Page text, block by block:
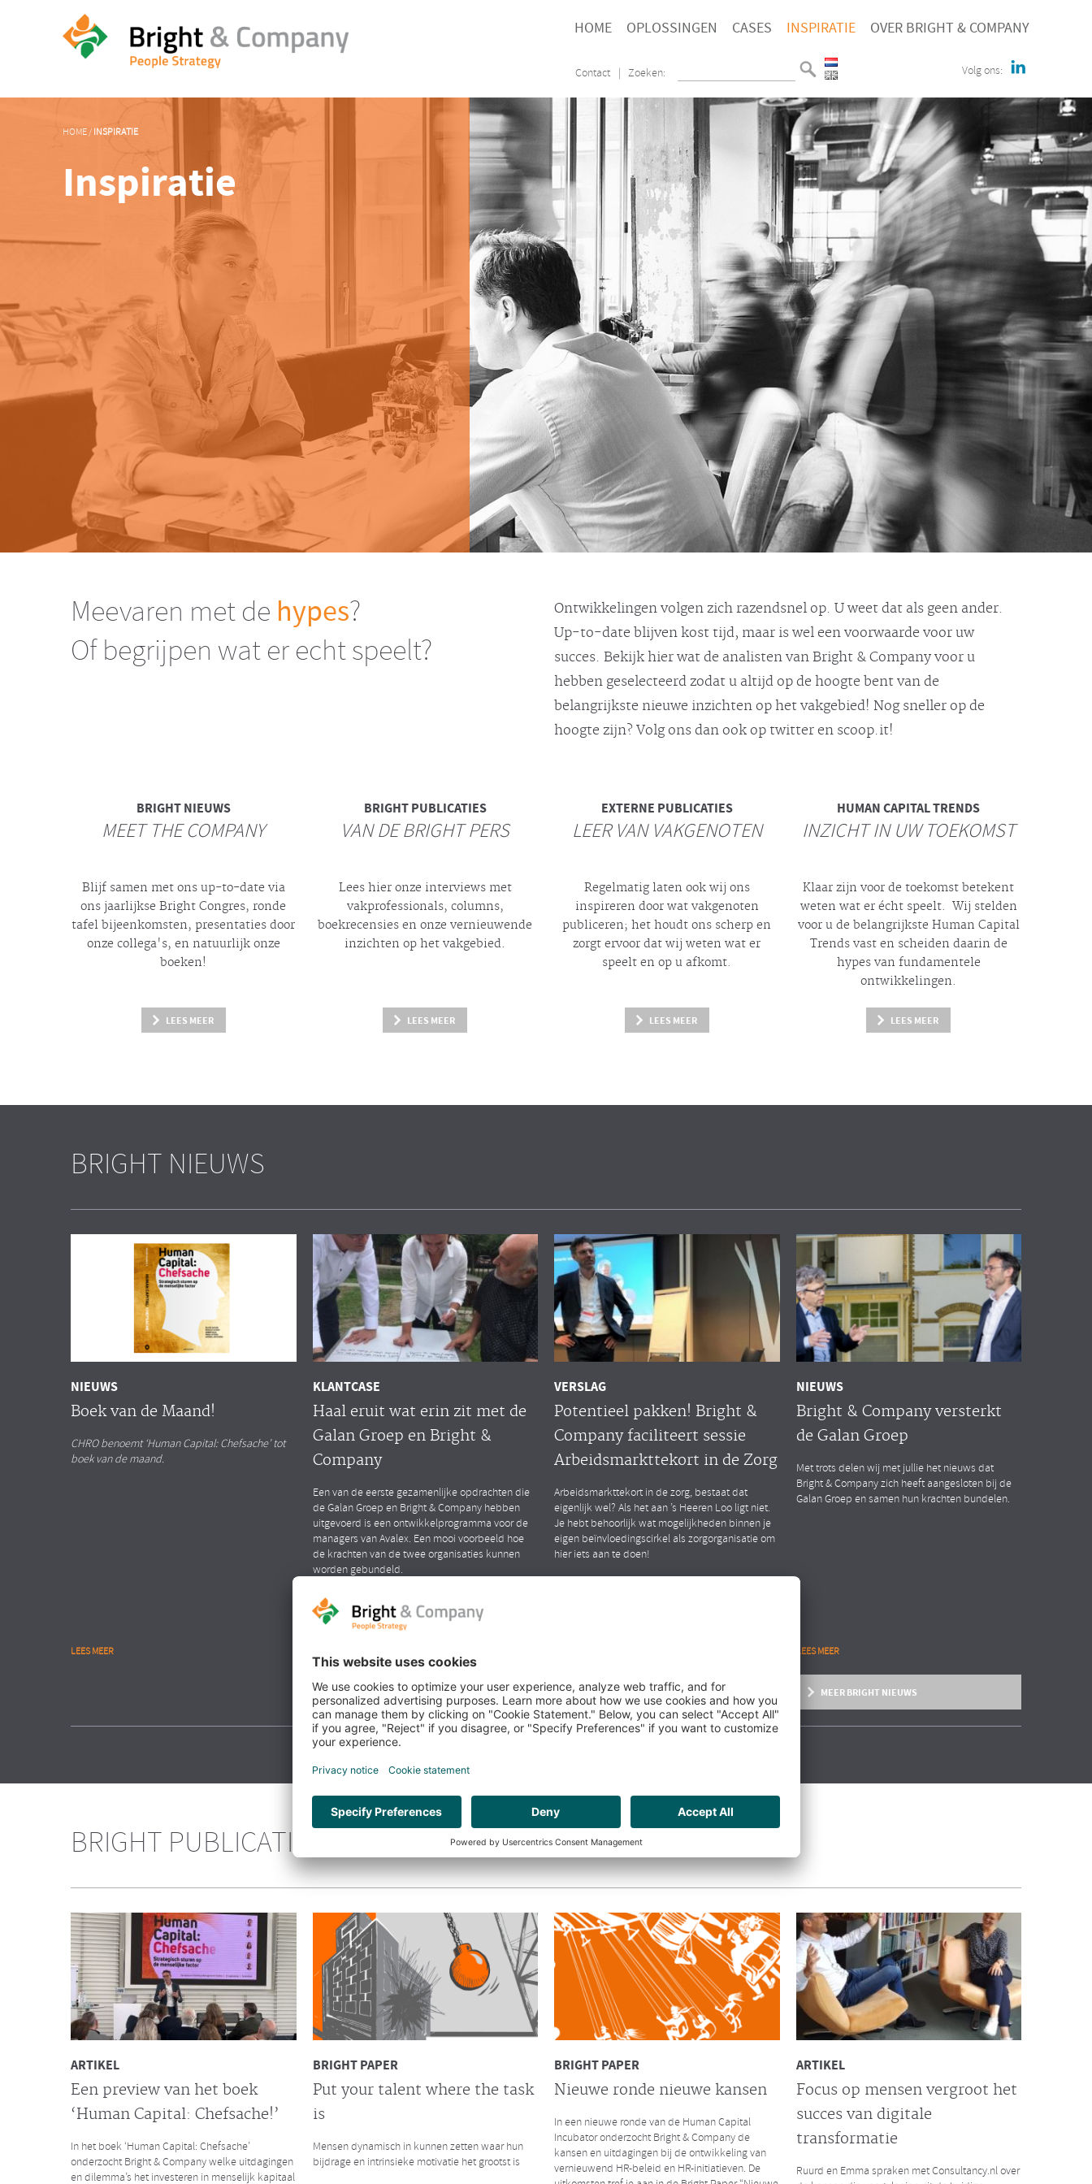
HOME OPLOSSINGEN CASES INSPIRATIE OVER BRIGHT & COMPANY
Contact | Zoeken: Volg ons:
HOME/INSPIRATIE
Inspiratie
Meevaren met de hypes?
Of begrijpen wat er echt speelt?
Ontwikkelingen volgen zich razendsnel op. U weet dat als geen ander.
Up-to-date blijven kost tijd, maar is wel een voorwaarde voor uw
succes. Bekijk hier wat de analisten van Bright & Company voor u
hebben geselecteerd zodat u altijd op de hoogte bent van de
belangrijkste nieuwe inzichten op het vakgebied! Nog sneller op de
hoogte zijn? Volg ons dan ook op twitter en scoop.it!
BRIGHTNIEUWS
MEET THE COMPANY
Blijf samen met ons up-to-date via
ons jaarlijkseBright Congres, ronde
tafel bijeenkomsten, presentaties door
onze collega's, en natuurlijk onze
boeken!
LEES MEER
BRIGHTPUBLICATIES
VAN DE BRIGHT PERS
Lees hier onze interviews met
vakprofessionals, columns,
boekrecensies en onze vernieuwende
inzichten op het vakgebied.
LEES MEER
EXTERNE PUBLICATIES
LEER VAN VAKGENOTEN
Regelmatig laten ook wij ons
inspireren door wat vakgenoten
publiceren; het houdt ons scherp en
zorgt ervoor dat wij weten wat er
speelt en op u afkomt.
LEES MEER
HUMAN CAPITAL TRENDS
INZICHT IN UW TOEKOMST
Klaar zijn voor de toekomst betekent
weten wat er échtspeelt. Wij stelden
voor u de belangrijkste Human Capital
Trends vast en scheiden daarin de
hypesvan fundamentele
ontwikkelingen.
LEES MEER
BRIGHT NIEUWS
NIEUWS
Boek van de Maand!
CHRO benoemt ‘Human Capital: Chefsache’ tot
boek van de maand.
LEES MEER
KLANTCASE
Haal eruit wat erin zit met de
Galan Groep en Bright &
Company
Een van de eerste gezamenlijke opdrachten die
de Galan Groep en Bright & Company hebben
uitgevoerd is een ontwikkelprogramma voor de
managers van Avalex. Een mooi voorbeeld hoe
de krachten van de twee organisaties kunnen
worden gebundeld.
VERSLAG
Potentieel pakken! Bright &
Company faciliteert sessie
Arbeidsmarkttekort in de Zorg
Arbeidsmarkttekort in de zorg, bestaat dat
eigenlijk wel? Als het aan ’s Heeren Loo ligt niet.
Je hebt behoorlijk wat mogelijkheden binnen je
eigen beïnvloedingscirkel als zorgorganisatie om
hier iets aan te doen!
NIEUWS
Bright & Company versterkt
de Galan Groep
Met trots delen wij met jullie het nieuws dat
Bright & Company zich heeft aangesloten bij de
Galan Groep en samen hun krachten bundelen.
LEES MEER
Bright & Company versterkt
de Galan Groep
Met trots delen wij met jullie het nieuws dat
Bright & Company zich heeft aangesloten bij de
Galan Groep en samen hun krachten bundelen.
NIEUWS
Interview met Richard en
Hendrik over het samengaan
Consultancy.nl interviewde Richard en Hendrik
over het samengaan van Bright & Company en de
Galan Groep.
INTERVIEW CHRO
De impact van massaal
thuiswerken
CHRO interviewde Ruurd Baane over het massale
thuiswerken als gevolg van de Coronacrisis. Wat
zijn de gelijkenissen en verschillen met de
kredietcrisis in 2008?
Lees hier het volledige interview
LEES MEER
INTERVIEW VISMA | RAET
De succesformule voor
waardevol HR
Visma | Raet interviewde onlangs Ruurd Baane
over de succesformule voor waardevol HR. Hoe
kun je als organisatie extra waarde toevoegen
door businesskansen te spotten vanuit een
optimale inzet van menselijk potentieel en
technologie?
Lees hier het volledige interview
MEER BRIGHT NIEUWS
BRIGHT PUBLICATIES
ARTIKEL
Een preview van het boek
‘Human Capital: Chefsache!’
In het boek ‘Human Capital: Chefsache’
onderzocht Bright & Company welke uitdagingen
en dilemma’s het investeren in menselijk kapitaal
BRIGHT PAPER
Put your talent where the task
is
Mensen dynamisch in kunnen zetten waar hun
bijdrage en intrinsieke motivatie het grootst is
BRIGHT PAPER
Nieuwe ronde nieuwe kansen
In een nieuwe ronde van de Human Capital
Incubator onderzocht Bright & Company de
kansen en uitdagingen bij de ontwikkeling van
vernieuwend HR-beleid en HR-initiatieven. De
ARTIKEL
Focus op mensen vergroot het
succes van digitale
transformatie
Ruurd en Emma spraken met Consultancy.nl over